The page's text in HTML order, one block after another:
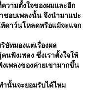
วามตั้งใจของผมและอีก
ชอบเพลงนั้น จึงนำมาแปะ
ดาว์นโหลดหรือแม้จะแจก
ษัทมองแต่เรื่องผล
นฟังเพลง ซึ่งเราตั้งใจให้
เพลงของค่ายเขามากขึ้น
ำนั้นจะยอมรับได้ไหม